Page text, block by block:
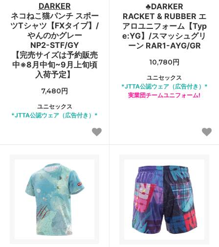
DARKER
ネコねこ猫パンチ スポー
ツTシャツ【FXタイプ】/
やんのかグレー
NP2-STF/GY
【完売サイズは予約販売
中※8月中旬~9月上旬頃
入荷予定】
7,480円
ユニセックス
*JTTA公認ウェア（広告付き）*
♣DARKER
RACKET & RUBBER エ
アロユニフォーム【Typ
e:YG】/スマッシュグリ
ーン RAR1-AYG/GR
10,780円
ユニセックス
*JTTA公認ウェア（広告付き）*
実業団チームユニフォーム!